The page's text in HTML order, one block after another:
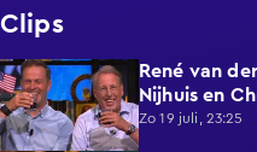
Clips
1:17
René van
Nijhuis en
vaseline
Zo 19 juli, 23:25